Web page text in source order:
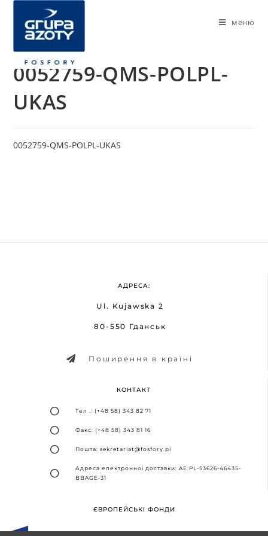
меню
0052759-QMS-POLPL-
UKAS
0052759-QMS-POLPL-UKAS
АДРЕСА:
Ul. Kujawska 2
80-550 Гданськ
Поширення в країні
КОНТАКТ
Тел .: (+48 58) 343 82 71
Факс: (+48 58) 343 81 16
Пошта: sekretariat@fosfory.pl
Адреса електронної доставки: AE:PL-53626-46435-
BBAGE-31
ЄВРОПЕЙСЬКІ ФОНДИ